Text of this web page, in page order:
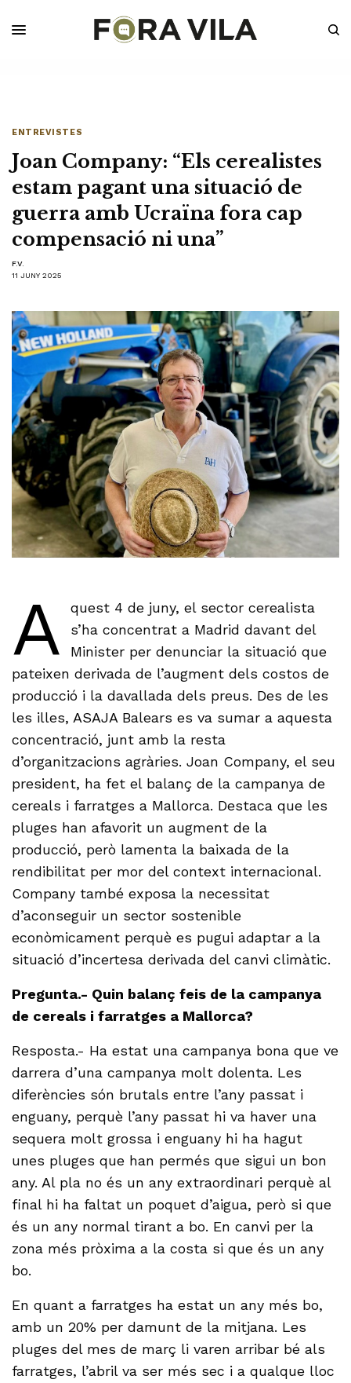
ENTREVISTES
Joan Company: “Els cerealistes
estam pagant una situació de
guerra amb Ucraïna fora cap
compensació ni una”
F.V.
11 JUNY 2025
A
quest 4 de juny, el sector cerealista
s’ha concentrat a Madrid davant del
Minister per denunciar la situació que
pateixen derivada de l’augment dels costos de
producció i la davallada dels preus. Des de les
les illes, ASAJA Balears es va sumar a aquesta
concentració, junt amb la resta
d’organitzacions agràries. Joan Company, el seu
president, ha fet el balanç de la campanya de
cereals i farratges a Mallorca. Destaca que les
pluges han afavorit un augment de la
producció, però lamenta la baixada de la
rendibilitat per mor del context internacional.
Company també exposa la necessitat
d’aconseguir un sector sostenible
econòmicament perquè es pugui adaptar a la
situació d’incertesa derivada del canvi climàtic.
Pregunta.- Quin balanç feis de la campanya
de cereals i farratges a Mallorca?
Resposta.- Ha estat una campanya bona que ve
darrera d’una campanya molt dolenta. Les
diferències són brutals entre l’any passat i
enguany, perquè l’any passat hi va haver una
sequera molt grossa i enguany hi ha hagut
unes pluges que han permés que sigui un bon
any. Al pla no és un any extraordinari perquè al
final hi ha faltat un poquet d’aigua, però si que
és un any normal tirant a bo. En canvi per la
zona més pròxima a la costa si que és un any
bo.
En quant a farratges ha estat un any més bo,
amb un 20% per damunt de la mitjana. Les
pluges del mes de març li varen arribar bé als
farratges, l’abril va ser més sec i a qualque lloc